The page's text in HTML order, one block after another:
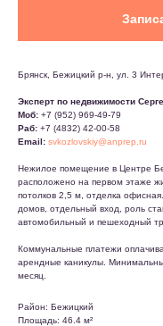
Брянск, Бежицкий р-н, ул. 3
Эксперт по недвижимости
Моб: +7 (952) 969-49-79
Раб: +7 (4832) 42-00-58
Email: svkozlovskiy@anprep.ru
Нежилое помещение в Центре
расположено на первом этаже
потолков 2,5 м, отделка
домов, отдельный вход, роль
автомобильный и пешеходный
Коммунальные платежи
арендные каникулы.
месяц.
Район: Бежицкий
Площадь: 46.4 м²